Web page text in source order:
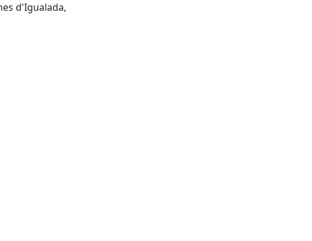
d'Igualada,